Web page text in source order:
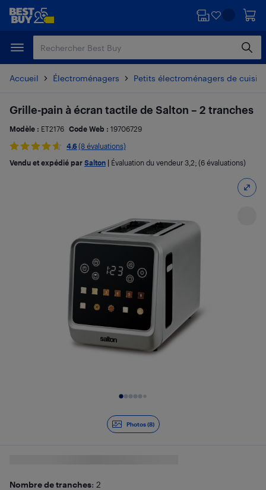
Passer
principal
Passer
Accueil Électroménagers Petits électroménagers de
Photos (8)
Grille-pain à écran tactile de Salton – 2 tranches
Modèle : ET2176 Code Web : 19706729
4.6 (8 évaluations)
Vendu et expédié par Salton Évaluation du vendeur 3,2; (6 évaluations)
Nombre de tranches: 2